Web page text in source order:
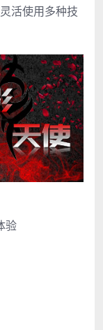
活使用多种技
验